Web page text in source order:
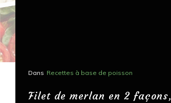
Dans Recettes à base de poisson
Filet de merlan en 2 façons,